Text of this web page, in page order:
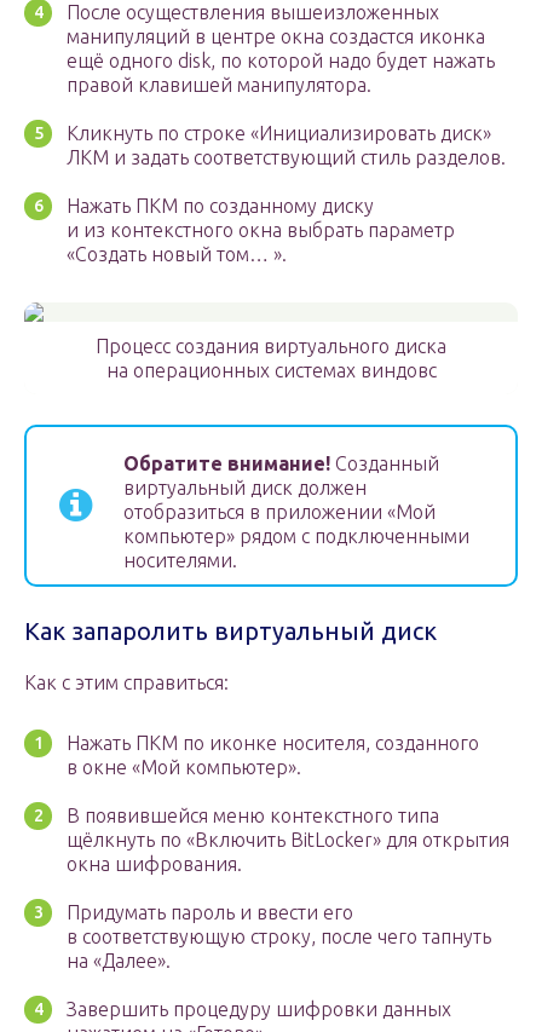
После осуществления вышеизложенных
манипуляций в центре окна создастся иконка
ещё одного disk, по которой надо будет нажать
правой клавишей манипулятора.
Кликнуть по строке «Инициализировать диск»
ЛКМ и задать соответствующий стиль разделов.
Нажать ПКМ по созданному диску
и из контекстного окна выбрать параметр
«Создать новый том… ».
Процесс создания виртуального диска
на операционных системах виндовс
Обратите внимание! Созданный
виртуальный диск должен
отобразиться в приложении «Мой
компьютер» рядом с подключенными
носителями.
Как запаролить виртуальный диск
Как с этим справиться:
Нажать ПКМ по иконке носителя, созданного
в окне «Мой компьютер».
В появившейся меню контекстного типа
щёлкнуть по «Включить BitLocker» для открытия
окна шифрования.
Придумать пароль и ввести его
в соответствующую строку, после чего тапнуть
на «Далее».
Завершить процедуру шифровки данных